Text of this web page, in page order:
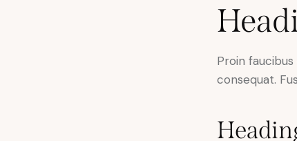
Proin
consequat.